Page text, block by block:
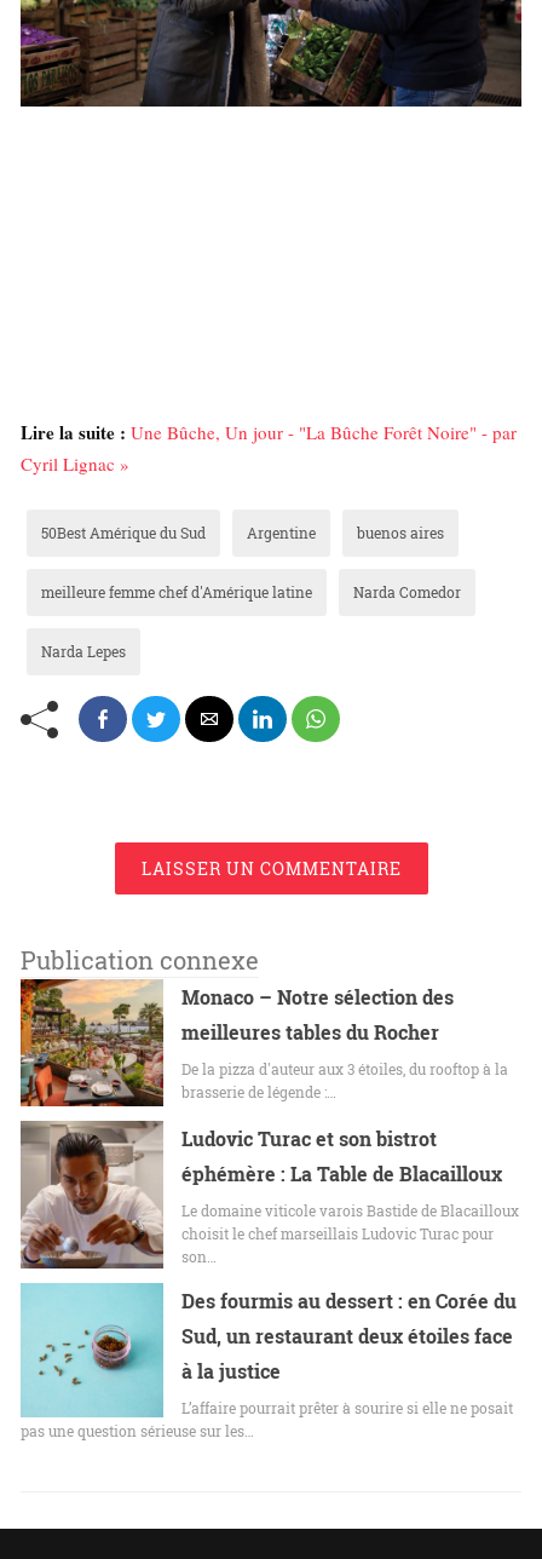
Lire la suite : Une Bûche, Un jour - "La Bûche Forêt Noire" - par
Cyril Lignac »
50Best Amérique du Sud Argentine buenos aires
meilleure femme chef d'Amérique latine Narda Comedor
Narda Lepes
LAISSER UN COMMENTAIRE
Publication connexe
Monaco – Notre sélection des
meilleures tables du Rocher
De la pizza d'auteur aux 3 étoiles, du rooftop à la
brasserie de légende :…
Ludovic Turac et son bistrot
éphémère : La Table de Blacailloux
Le domaine viticole varois Bastide de Blacailloux
choisit le chef marseillais Ludovic Turac pour
son…
Des fourmis au dessert : en Corée du
Sud, un restaurant deux étoiles face
à la justice
L’affaire pourrait prêter à sourire si elle ne posait
pas une question sérieuse sur les…